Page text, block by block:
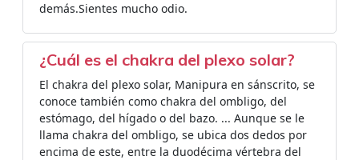
demás.Sientes mucho odio.
¿Cuál es el chakra del plexo solar?
El chakra del plexo solar, Manipura en sánscrito, se
conoce también como chakra del ombligo, del
estómago, del hígado o del bazo. ... Aunque se le
llama chakra del ombligo, se ubica dos dedos por
encima de este, entre la duodécima vértebra del